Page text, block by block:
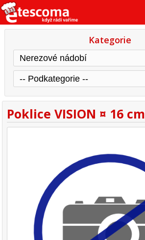
Kategorie
Poklice VISION ¤ 16 cm